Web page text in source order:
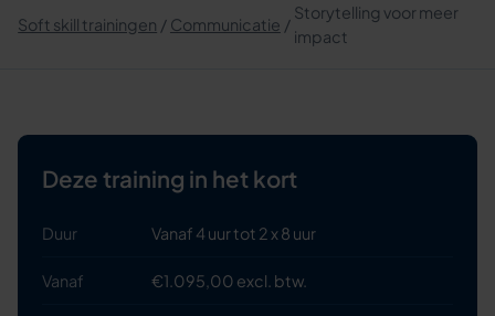
Soft skill trainingen Communicatie
Storytelling voor meer
impact
Deze training in het kort
Duur Vanaf 4 uur tot 2 x 8 uur
Vanaf €1.095,00 excl. btw.